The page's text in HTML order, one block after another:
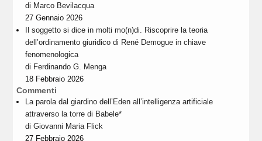
di Marco Bevilacqua
27 Gennaio 2026
Il soggetto si dice in molti mo(n)di. Riscoprire la teoria
dell’ordinamento giuridico di René Demogue in chiave
fenomenologica
di Ferdinando G. Menga
18 Febbraio 2026
Commenti
La parola dal giardino dell’Eden all’intelligenza artificiale
attraverso la torre di Babele*
diGiovanni Maria Flick
27 Febbraio 2026